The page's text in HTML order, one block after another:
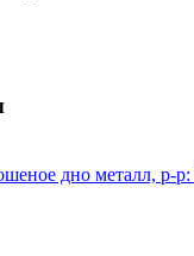
дно металл, р-р: